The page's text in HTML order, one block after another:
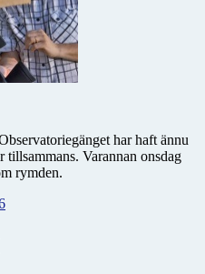
har haft ännu
tillsammans. Varannan onsdag
rymden.